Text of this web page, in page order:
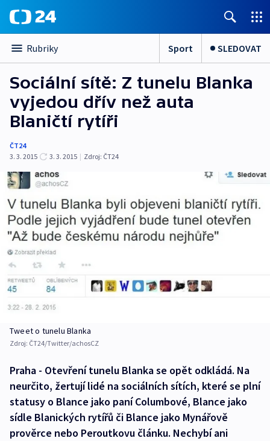
Rubriky Sport SLEDOVAT
Sociální sítě: Z tunelu Blanka
vyjedou dřív než auta
Blaničtí rytíři
ČT24
3. 3. 2015
3. 3. 2015 | Zdroj: ČT24
Tweet o tunelu Blanka
Zdroj: ČT24/Twitter/achosCZ
Praha - Otevření tunelu Blanka se opět odkládá. Na
neurčito, žertují lidé na sociálních sítích, které se plní
statusy o Blance jako paní Columbové, Blance jako
sídle Blanických rytířů či Blance jako Mynářově
prověrce nebo Peroutkovu článku. Nechybí ani